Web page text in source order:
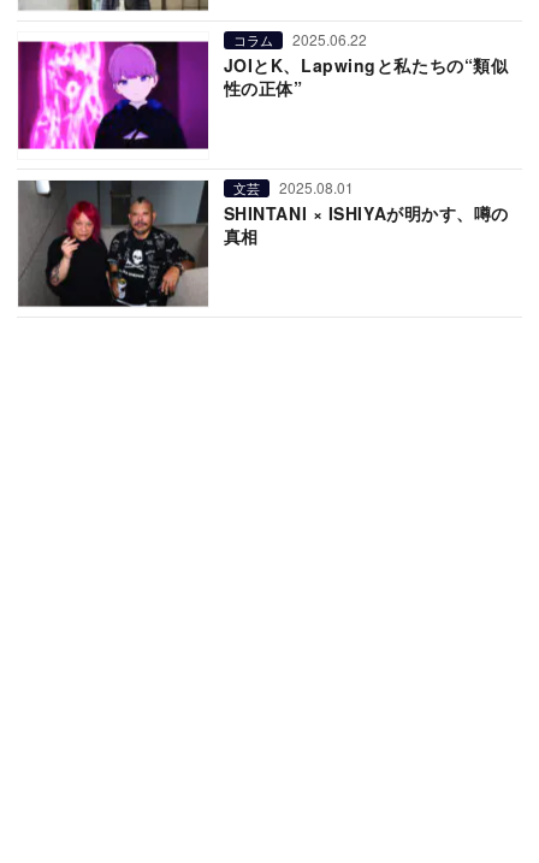
コラム 2025.06.22
JOIとK、Lapwingと私たちの“類似
性の正体”
文芸 2025.08.01
SHINTANI × ISHIYAが明かす、噂の
真相